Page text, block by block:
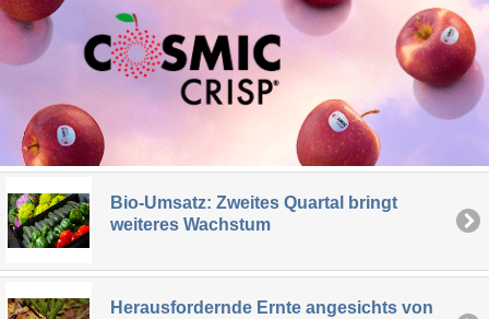
Bio-Umsatz: Zweites Quartal bringt
weiteres Wachstum
Herausfordernde Ernte angesichts von